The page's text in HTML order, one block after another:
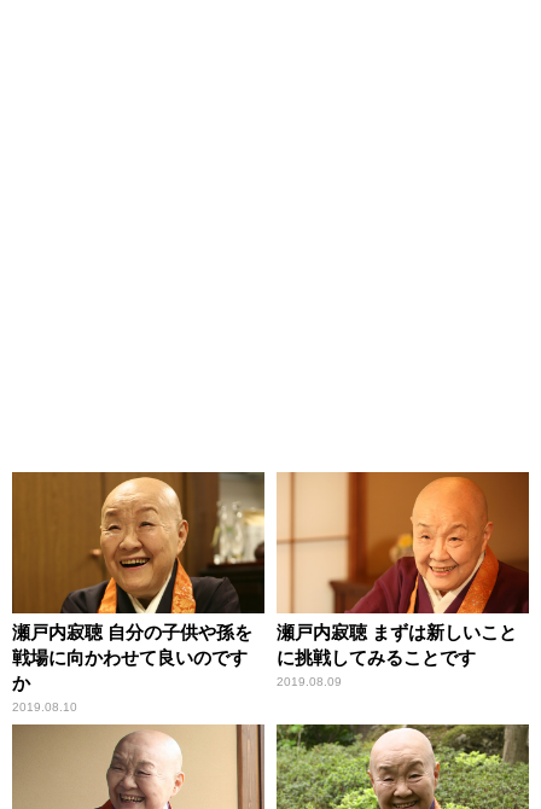
瀬戸内寂聴 自分の子供や孫を
戦場に向かわせて良いのです
か
2019.08.10
瀬戸内寂聴 まずは新しいこと
に挑戦してみることです
2019.08.09